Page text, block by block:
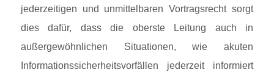
jederzeitigen und unmittelbaren Vortragsrecht sorgt
dies dafür, dass die oberste Leitung auch in
außergewöhnlichen Situationen, wie akuten
Informationssicherheitsvorfällen jederzeit informiert